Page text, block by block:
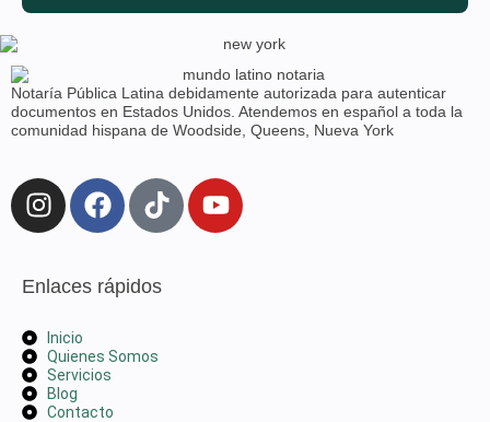
Notaría Pública Latina debidamente autorizada para autenticar
documentos en Estados Unidos. Atendemos en español a toda la
comunidad hispana de Woodside, Queens, Nueva York
Enlaces rápidos
Inicio
Quienes Somos
Servicios
Blog
Contacto